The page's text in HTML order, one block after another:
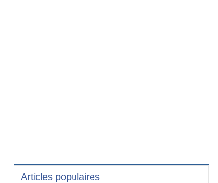
Articles populaires